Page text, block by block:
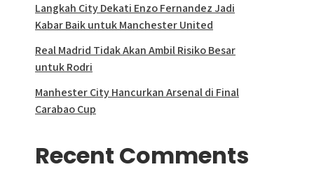
Langkah City Dekati Enzo Fernandez Jadi
Kabar Baik untuk Manchester United
Real Madrid Tidak Akan Ambil Risiko Besar
untuk Rodri
Manhester City Hancurkan Arsenal di Final
Carabao Cup
Recent Comments